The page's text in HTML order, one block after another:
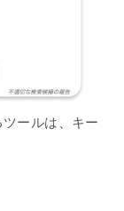
ールは、キー